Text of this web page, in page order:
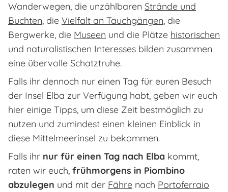
Wanderwegen, die unzählbaren Strände und
Buchten, die Vielfalt an Tauchgängen, die
Bergwerke, die Museen und die Plätze historischen
und naturalistischen Interesses bilden zusammen
eine übervolle Schatztruhe.
Falls ihr dennoch nur einen Tag für euren Besuch
der Insel Elba zur Verfügung habt, geben wir euch
hier einige Tipps, um diese Zeit bestmöglich zu
nutzen und zumindest einen kleinen Einblick in
diese Mittelmeerinsel zu bekommen.
Falls ihr nur für einen Tag nach Elba kommt,
raten wir euch, frühmorgens in Piombino
abzulegen und mit der Fähre nach Portoferraio